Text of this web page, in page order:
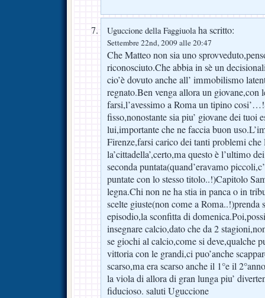
Uguccione della Faggiuolaha scritto:
Settembre 22nd, 2009 alle 20:47
Che Matteo non sia uno
riconosciuto.Che abbia in sè un
cio’è dovuto anche all’ immobilismo
regnato.Ben venga allora un giovane,con
farsi,l’avessimo a Roma un tipino
fisso,nonostante sia piu’ giovane dei tuoi
lui,importante che ne faccia buon
Firenze,farsi carico dei tanti problemi che
la’cittadella’,certo,ma questo è l’ultimo
seconda puntata(quand’eravamo
puntate con lo stesso titolo..!)Capitolo
legna.Chi non ne ha stia in panca o in
scelte giuste(non come a Roma..!)prenda
episodio,la sconfitta di
insegnare calcio,dato che da 2
se giochi al calcio,come si deve,qualche
vittoria con le grandi,ci puo’anche
scarso,ma era scarso anche il 1°e il
la viola di allora di gran lunga piu’
fiducioso. saluti Uguccione